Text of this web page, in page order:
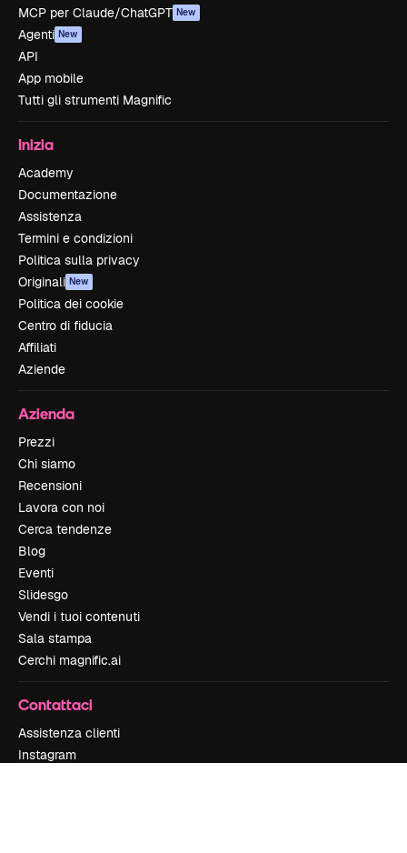
MCP per Claude/ChatGPT New
Agenti New
API
App mobile
Tutti gli strumenti Magnific
Inizia
Academy
Documentazione
Assistenza
Termini e condizioni
Politica sulla privacy
Originali New
Politica dei cookie
Centro di fiducia
Affiliati
Aziende
Azienda
Prezzi
Chi siamo
Recensioni
Lavora con noi
Cerca tendenze
Blog
Eventi
Slidesgo
Vendi i tuoi contenuti
Sala stampa
Cerchi magnific.ai
Contattaci
Assistenza clienti
Instagram